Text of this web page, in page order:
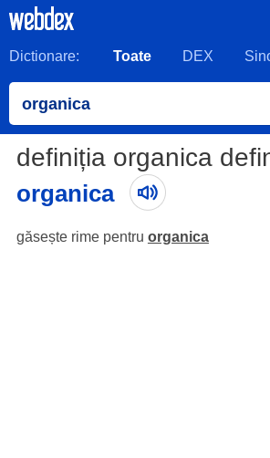
Dictionare: Toate DEX
definiția organica
organica
găsește rime pentru organica